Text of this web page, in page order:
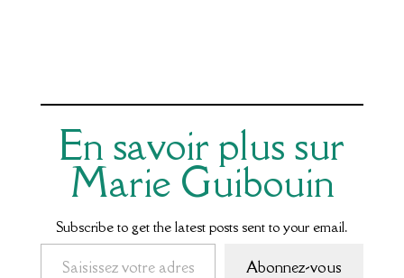
En savoir plus sur
Marie Guibouin
Subscribe to get the latest posts sent to your email.
Saisissez votre adresse e-mail…
Abonnez-vous